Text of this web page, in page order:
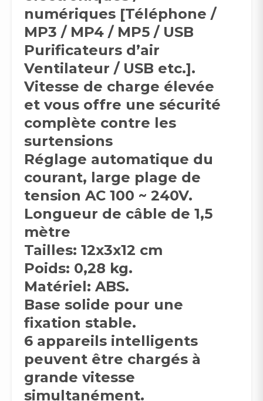
numériques [Téléphone /
MP3 / MP4 / MP5 / USB
Purificateurs d’air
Ventilateur / USB etc.].
Vitesse de charge élevée
et vous offre une sécurité
complète contre les
surtensions
Réglage automatique du
courant, large plage de
tension AC 100 ~ 240V.
Longueur de câble de 1,5
mètre
Tailles: 12x3x12 cm
Poids: 0,28 kg.
Matériel: ABS.
Base solide pour une
fixation stable.
6 appareils intelligents
peuvent être chargés à
grande vitesse
simultanément.